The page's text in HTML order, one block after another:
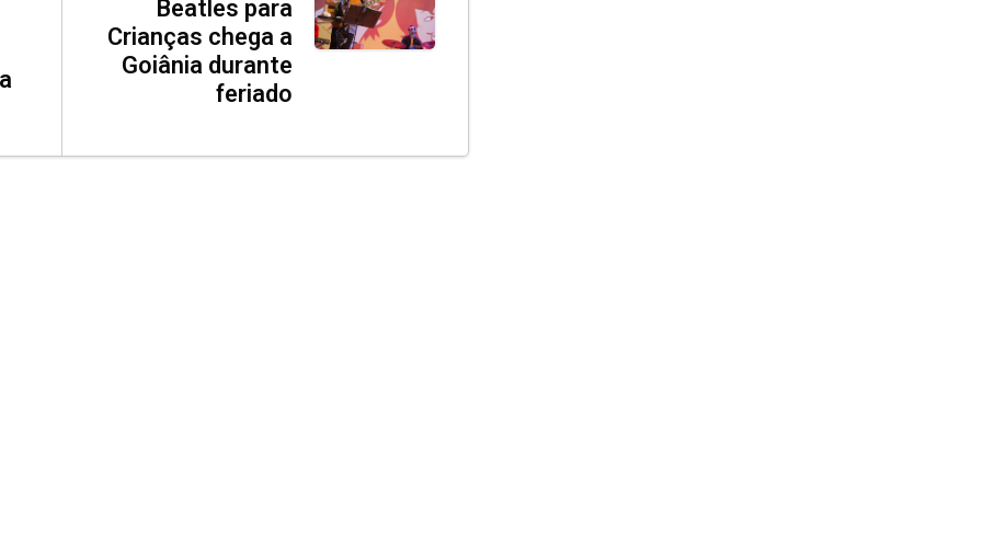
Beatles para
Crianças chega a
Goiânia durante
feriado